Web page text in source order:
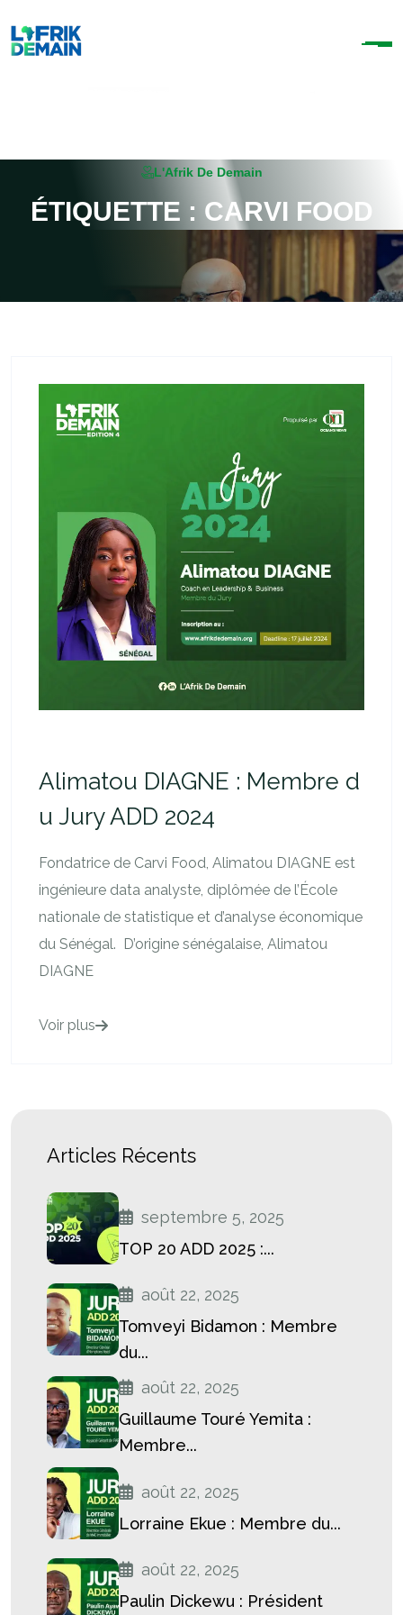
L'Afrik De Demain
ÉTIQUETTE : CARVI FOOD
Alimatou DIAGNE : Membre d
u Jury ADD 2024
Fondatrice de Carvi Food, Alimatou DIAGNE est
ingénieure data analyste, diplômée de l’École
nationale de statistique et d’analyse économique
du Sénégal. D’origine sénégalaise, Alimatou
DIAGNE
Voir plus
Articles Récents
septembre 5, 2025
TOP 20 ADD 2025 :...
août 22, 2025
Tomveyi Bidamon : Membre
du...
août 22, 2025
Guillaume Touré Yemita :
Membre...
août 22, 2025
Lorraine Ekue : Membre du...
août 22, 2025
Paulin Dickewu : Président